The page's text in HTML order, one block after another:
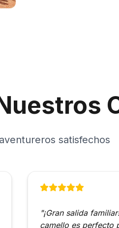
satisfechos
"¡Gran salida
camello es perfecto